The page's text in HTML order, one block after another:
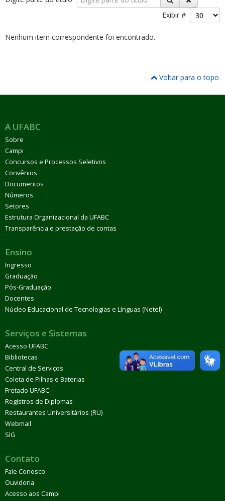
Exibir #
Nenhum item correspondente foi encontrado.
Voltar para o topo
A UFABC
Sobre
Campi
Concursos e Processos Seletivos
Convênios
Documentos
Números
Setores
Estrutura Organizacional da UFABC
Transparência e prestação de contas
Ensino
Ingresso
Graduação
Pós-Graduação
Docentes
Núcleo Educacional de Tecnologias e Línguas (Netel)
Serviços e Sistemas
Acesso UFABC
Bibliotecas
Central de Serviços
Coleta de Pilhas e Baterias
Fretado UFABC
Registros de Diplomas
Restaurantes Universitários (RU)
Webmail
SIG
Contato
Fale Conosco
Ouvidoria
Acesso aos Campi